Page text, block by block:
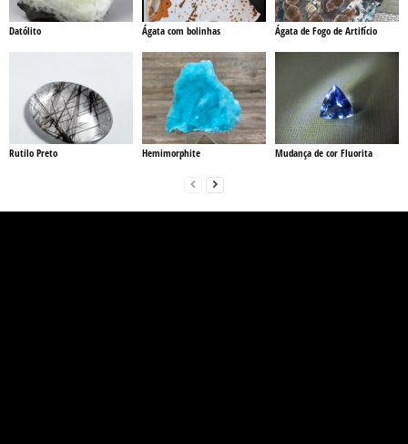
Datólito Ágata com bolinhas Ágata de Fogo de Artifício
Rutilo Preto Hemimorphite Mudança de cor Fluorita